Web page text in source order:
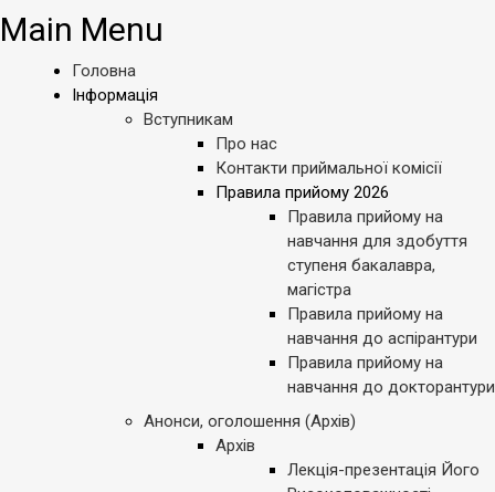
Main Menu
Головна
Інформація
Вступникам
Про нас
Контакти приймальної комісії
Правила прийому 2026
Правила прийому на
навчання для здобуття
ступеня бакалавра,
магістра
Правила прийому на
навчання до аспірантури
Правила прийому на
навчання до докторантури
Анонси, оголошення (Архів)
Архів
Лекція-презентація Його